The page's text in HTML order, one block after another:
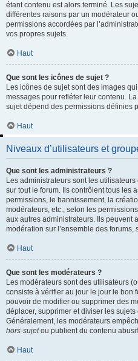
étant contenu est alors terminé. Les
différentes raisons par un modérateur
permissions accordées par
vos propres sujets.
Haut
Que sont les icônes de sujet ?
Les icônes de sujet sont des images
messages pour refléter leur contenu.
sujet dépend des permissions définies
Haut
Niveaux d’utilisateurs et
Que sont les administrateurs ?
Les administrateurs sont les
sur tout le forum. Ils contrôlent tous les
permissions, le bannissement, la
modérateurs, etc., selon les
aux autres administrateurs. Ils peuvent
modération sur l’ensemble des
Haut
Que sont les modérateurs ?
Les modérateurs sont des utilisateurs
consiste à vérifier au jour le jour le bon
pouvoir de modifier ou supprimer des
déplacer, supprimer et diviser les sujets
Généralement, les modérateurs
hors-sujetou publient du contenu
Haut